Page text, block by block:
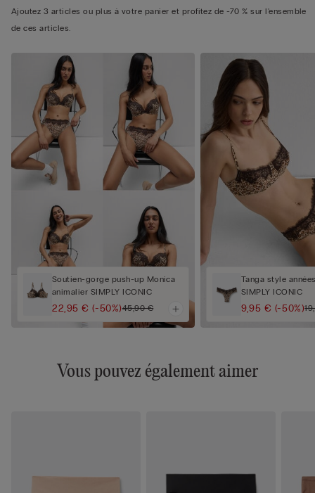
Ajoutez 3 articles ou plus à votre panier et profitez de -70 % sur l'ensemble
de ces articles.
Soutien-gorge push-up Monica
animalier SIMPLY ICONIC
22,95 €(-50%)45,90 €
Tanga style
SIMPLY ICONIC
9,95 € (-50%)
Vous pouvez également aimer